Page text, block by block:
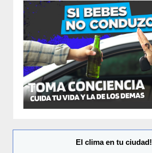
El clima en tu ciudad!